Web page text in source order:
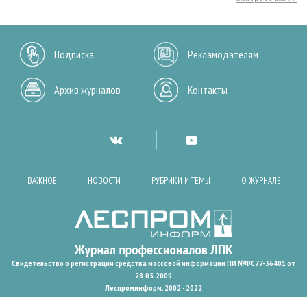
Подписка Рекламодателям
Архив журналов Контакты
ВАЖНОЕ НОВОСТИ РУБРИКИ И ТЕМЫ О ЖУРНАЛЕ
Свидетельство о регистрации средства массовой информации ПИ №ФС77-36401 от
28.05.2009
Леспроминформ. 2002 - 2022